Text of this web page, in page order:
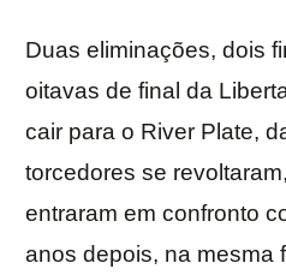
Duas eliminações, dois
oitavas de final da
cair para o River Plate,
torcedores se
entraram em confronto
anos depois, na mesma